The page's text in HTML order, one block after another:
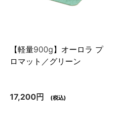
【軽量900g】オーロラ プ
ロマット／グリーン
17,200円 (税込)